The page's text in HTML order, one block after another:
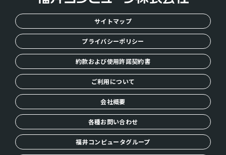
サイトマップ
プライバシーポリシー
約款および使用許諾契約書
ご利用について
会社概要
各種お問い合わせ
福井コンピュータグループ